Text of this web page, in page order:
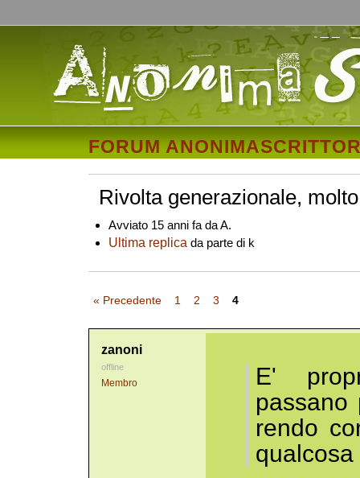
FORUM
Rivolta generazionale,
Avviato 15 anni fa da A.
Ultima replica da parte di k
« Precedente 1 2 3 4
zanoni
offline
Membro
E'
rendo